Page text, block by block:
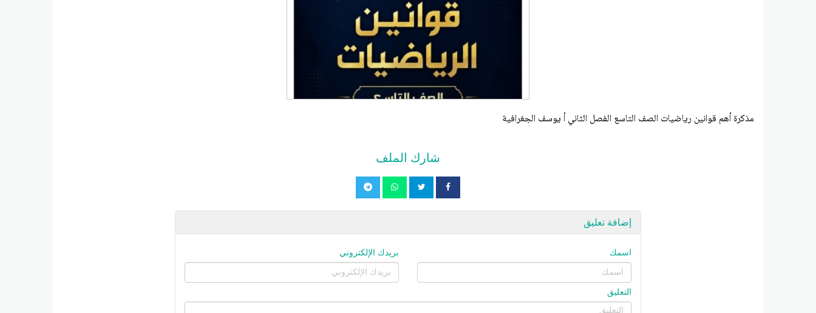
مذكرة أهم قوانين رياضيات الصف التاسع الفصل الثاني أ يوسف الجغرافية
شارك الملف
إضافة تعليق
اسمك بريدك الإلكتروني
التعليق